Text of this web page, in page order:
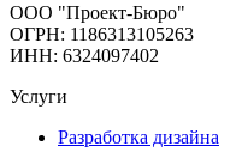
ООО "Проект-Бюро"
ОГРН: 1186313105263
ИНН: 6324097402
Услуги
Разработка дизайна